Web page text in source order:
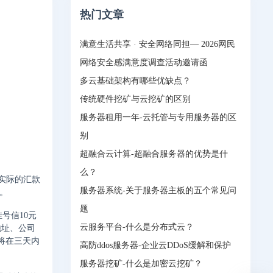
际的汇款
信10元
、公司
在三天内
热门文章
满意生活共享 · 安全网络同担— 2026网民
网络安全感满意度调查活动邀请函
多云基础架构有哪些优缺点？
传统硬件挖矿与云挖矿的区别
服务器租用一年-云托管与专用服务器的区
别
超融合云计算-超融合服务器的优势是什
么？
服务器系统-关于服务器主板的五个常见问
题
云服务平台-什么是分布式云？
高防ddos服务器-企业云DDoS缓解和保护
服务器挖矿-什么是加密云挖矿？